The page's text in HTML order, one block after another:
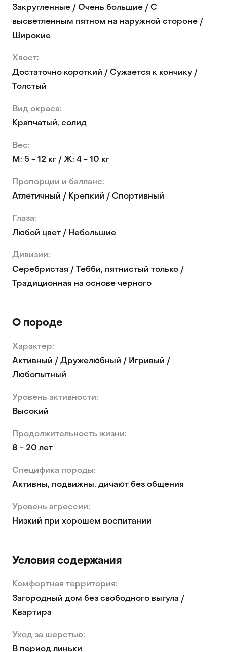
Закругленные / Очень большие / С
высветленным пятном на наружной стороне /
Широкие
Хвост:
Достаточно короткий / Сужается к кончику /
Толстый
Вид окраса:
Крапчатый, солид
Вес:
М: 5 - 12 кг / Ж: 4 - 10 кг
Пропорции и балланс:
Атлетичный / Крепкий / Спортивный
Глаза:
Любой цвет / Небольшие
Дивизии:
Серебристая / Тебби, пятнистый только /
Традиционная на основе черного
О породе
Характер:
Активный / Дружелюбный / Игривый /
Любопытный
Уровень активности:
Высокий
Продолжительность жизни:
8 - 20 лет
Специфика породы:
Активны, подвижны, дичают без общения
Уровень агрессии:
Низкий при хорошем воспитании
Условия содержания
Комфортная территория:
Загородный дом без свободного выгула /
Квартира
Уход за шерстью:
В период линьки